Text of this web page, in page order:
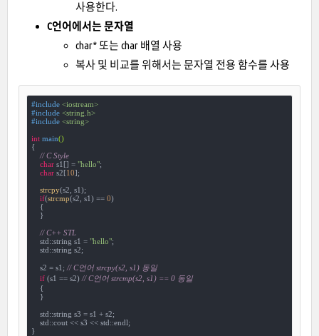
사용한다.
C언어에서는 문자열
char* 또는 char 배열 사용
복사 및 비교를 위해서는 문자열 전용 함수를 사용
#include <iostream>
#include <string.h>
#include <string>
int main()
{
// C Style
char s1[] = "hello";
char s2[10];
strcpy(s2, s1);
if(strcmp(s2, s1) == 0)
    {
    }
// C++ STL
    std::string s1 =
"hello";
    std::string s2;
    s2 = s1;
// C언어 strcpy(s2, s1) 동일
if (s1 == s2) // C언어 strcmp(s2, s1) == 0 동일
    {
    }
    std::string s3 = s1 + s2;
    std::cout << s3 << std::endl;
}